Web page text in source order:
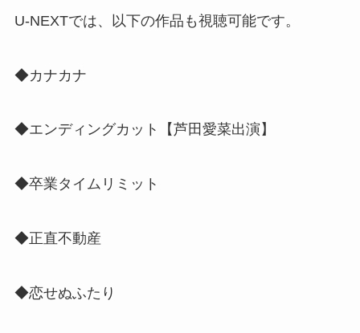
U-NEXTでは、以下の作品も視聴可能です。
◆カナカナ
◆エンディングカット【芦田愛菜出演】
◆卒業タイムリミット
◆正直不動産
◆恋せぬふたり